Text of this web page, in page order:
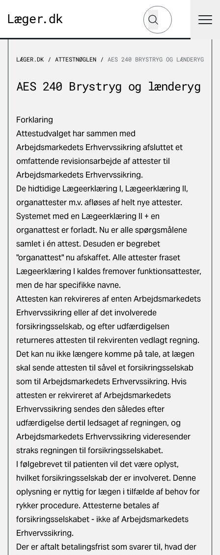
Hvad leder du efter?
Søg
LÆGER.DK ATTESTNØGLEN AES 240 BRYSTRYG OG LÆNDERYG
AES 240 Brystryg og lænderyg
Forklaring
Attestudvalget har sammen med
Arbejdsmarkedets Erhvervssikring afsluttet et
omfattende revisionsarbejde af attester til
Arbejdsmarkedets Erhvervssikring.
De hidtidige Lægeerklæring I, Lægeerklæring II,
organattester m.v. afløses af helt nye attester.
Systemet med en Lægeerklæring II + en
organattest er forladt. Nu er alle spørgsmålene
samlet i én attest. Desuden er begrebet
"organattest" nu afskaffet. Alle attester fraset
Lægeerklæring I kaldes fremover funktionsattester,
men de har specifikke navne.
Attesten kan rekvireres af enten Arbejdsmarkedets
Erhvervssikring eller af det involverede
forsikringsselskab, og efter udfærdigelsen
returneres attesten til rekvirenten vedlagt regning.
Det kan nu ikke længere komme på tale, at lægen
skal sende attesten til såvel et forsikringsselskab
som til Arbejdsmarkedets Erhvervssikring. Hvis
attesten er rekvireret af Arbejdsmarkedets
Erhvervssikring sendes den således efter
udfærdigelse dertil ledsaget af regningen, og
Arbejdsmarkedets Erhvervssikring videresender
straks regningen til forsikringsselskabet.
I følgebrevet til patienten vil det være oplyst,
hvilket forsikringsselskab der er involveret. Denne
oplysning er nyttig for lægen i tilfælde af behov for
rykker procedure. Attesterne betales af
forsikringsselskabet - ikke af Arbejdsmarkedets
Erhvervssikring.
Der er aftalt betalingsfrist som svarer til, hvad der